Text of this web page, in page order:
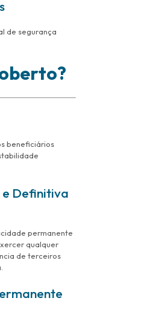
de segurança
beneficiários
e Definitiva
permanente
qualquer
de terceiros